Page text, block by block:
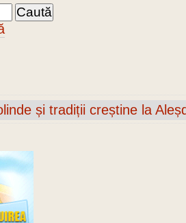
și tradiții creștine la